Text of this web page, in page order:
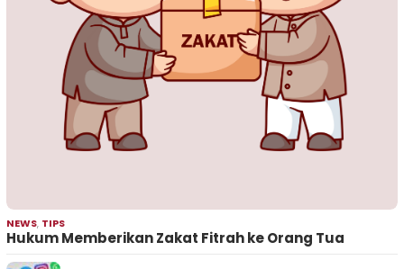
NEWS, TIPS
Hukum Memberikan Zakat Fitrah ke Orang Tua